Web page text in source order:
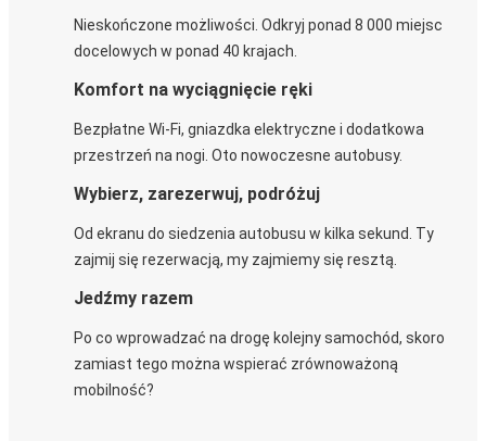
Nieskończone możliwości. Odkryj ponad 8 000 miejsc
docelowych w ponad 40 krajach.
Komfort na wyciągnięcie ręki
Bezpłatne Wi-Fi, gniazdka elektryczne i dodatkowa
przestrzeń na nogi. Oto nowoczesne autobusy.
Wybierz, zarezerwuj, podróżuj
Od ekranu do siedzenia autobusu w kilka sekund. Ty
zajmij się rezerwacją, my zajmiemy się resztą.
Jedźmy razem
Po co wprowadzać na drogę kolejny samochód, skoro
zamiast tego można wspierać zrównoważoną
mobilność?